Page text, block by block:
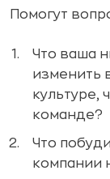
Помогут
Что ваша
изменить
культуре,
команде?
Что
компании